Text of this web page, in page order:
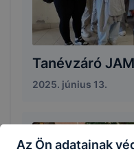
Tanévzáró
2025. június 13.
Az Ön adatainak